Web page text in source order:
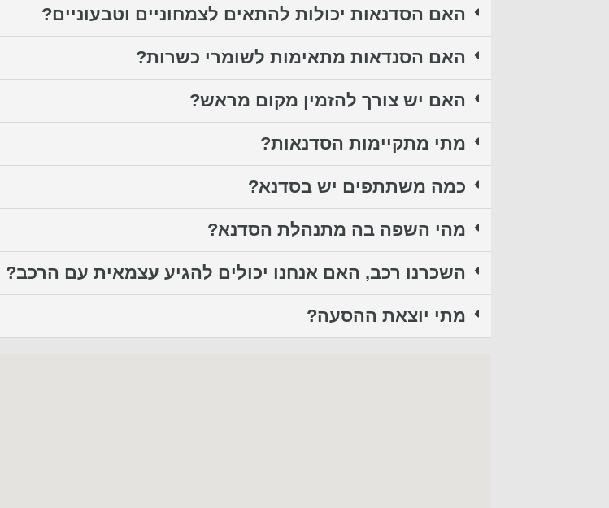
האם הסדנאות יכולות להתאים לצמחוניים וטבעוניים?
האם הסנדאות מתאימות לשומרי כשרות?
האם יש צורך להזמין מקום מראש?
מתי מתקיימות הסדנאות?
כמה משתתפים יש בסדנא?
מהי השפה בה מתנהלת הסדנא?
השכרנו רכב, האם אנחנו יכולים להגיע עצמאית עם הרכב?
מתי יוצאת ההסעה?